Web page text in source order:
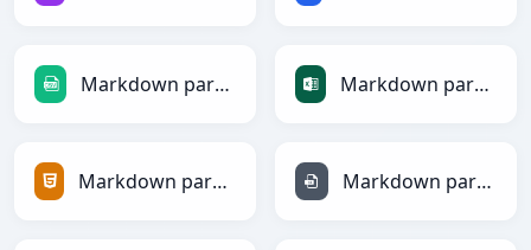
Markdown para CSV Markdown para Excel
Markdown para HTML Markdown para INI